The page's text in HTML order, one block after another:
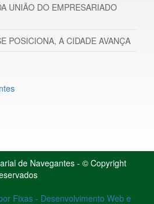
UNIÃO DO EMPRESARIADO
POSICIONA, A CIDADE AVANÇA
de Navegantes - © Copyright